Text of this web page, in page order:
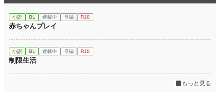
小説 BL 連載中 長編 R18
赤ちゃんプレイ
小説 BL 連載中 長編 R18
制限生活
もっと見る